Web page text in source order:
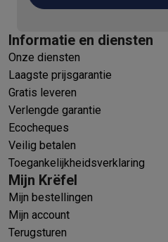
Informatie en diensten
Onze diensten
Laagste prijsgarantie
Gratis leveren
Verlengde garantie
Ecocheques
Veilig betalen
Toegankelijkheidsverklaring
Mijn Krëfel
Mijn bestellingen
Mijn account
Terugsturen